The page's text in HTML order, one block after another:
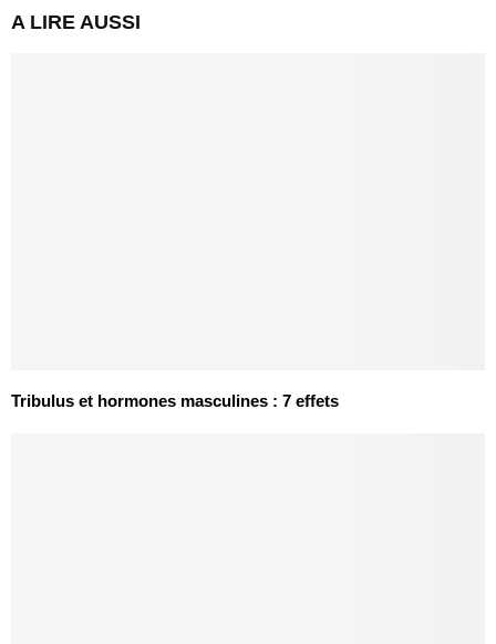
A LIRE AUSSI
Tribulus et hormones masculines : 7 effets